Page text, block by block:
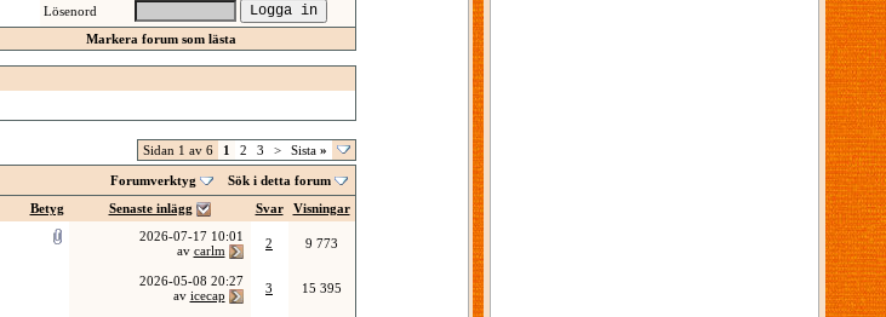
Lösenord
Markera forum som lästa
Sidan 1 av 6 1 2 3 > Sista »
Forumverktyg
Sök i detta forum
Betyg
Senaste inlägg Svar
Visningar
2026-07-17 10:01
av carlm 2 9 773
2026-05-08 20:27
av icecap 3 15 395